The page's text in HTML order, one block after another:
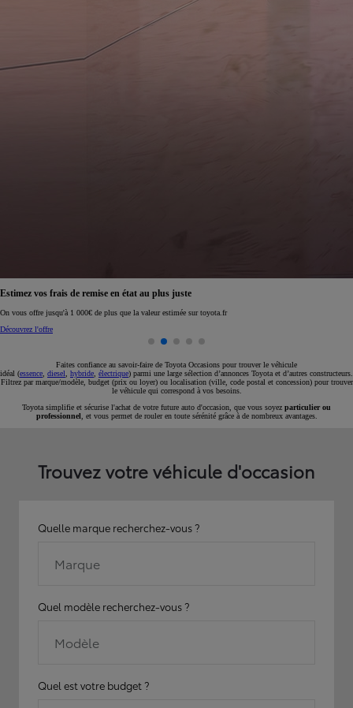
Réservez en ligne votre occasion pour 1€ seulement
Réservez en ligne
Faites confiance au savoir-faire de Toyota Occasions pour trouver le véhicule
idéal (essence diesel hybride électrique) parmi une large sélection d’annonces Toyota et d’autres constructeurs.
Filtrez par marque/modèle, budget (prix ou loyer) ou localisation (ville, code postal et concession) pour trouver
le véhicule qui correspond à vos besoins.
Toyota simplifie et sécurise l'achat de votre future auto d'occasion, que vous soyez particulier ou
professionnel , et vous permet de rouler en toute sérénité grâce à de nombreux avantages.
Trouvez votre véhicule d'occasion
Quelle marque recherchez-vous ?
Marque
Quel modèle recherchez-vous ?
Modèle
Quel est votre budget ?